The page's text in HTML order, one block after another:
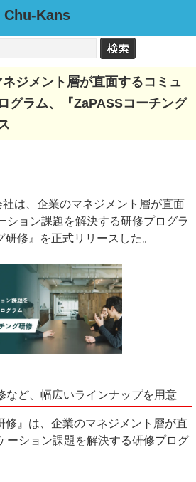
Chu-Kans
ジメント層が直面するコミュ
グラム、『ZaPASSコーチング
は、企業のマネジメント層が直面
ション課題を解決する研修プログラ
修』を正式リリースした。
など、幅広いラインナップを用意
修』は、企業のマネジメント層が直
ーション課題を解決する研修プログ